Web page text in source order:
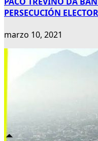
PERSECUCIÓN
marzo 10, 2021